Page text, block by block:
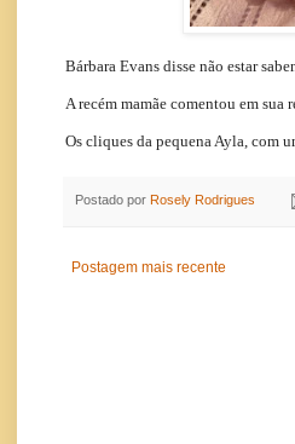
Bárbara Evans disse não estar
A recém mamãe comentou em
Os cliques da pequena Ayla, com
Postado por Rosely Rodrigues
Postagem mais recente